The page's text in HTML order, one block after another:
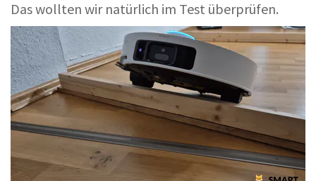
Das wollten wir natürlich im Test überprüfen.